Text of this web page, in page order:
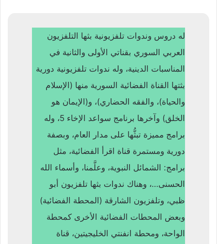
له دروس وندوات تلفزيونية بثها التلفزيون
العربي السوري بقناتي الأولى والثانية في
المناسبات الدينية، وله ندوات تلفزيونية دورية
بثتها القناة الفضائية السورية منها (الإسلام
والحياة)، والفقه الحضاري)، و(الإيمان هو
الخلق) وآخرها برنامج سواعد الإخاء 5، وله
برامج مميزة تبثُّها على مدار العام، وبصفة
دورية ومستمرة قناة اقرأ الفضائية، مثل
برامج: الشمائل النبوية، وعلَّمنا، وأسماء الله
الحسنى…، وهناك ندوات بثها تلفزيون أبو
ظبي، وتلفزيون الشارقة (المحطة الفضائية)
وبعض المحطات الفضائية الأخرى كمحطة
الواحة، ومحطة انفنتي الخليجيتين، قناة